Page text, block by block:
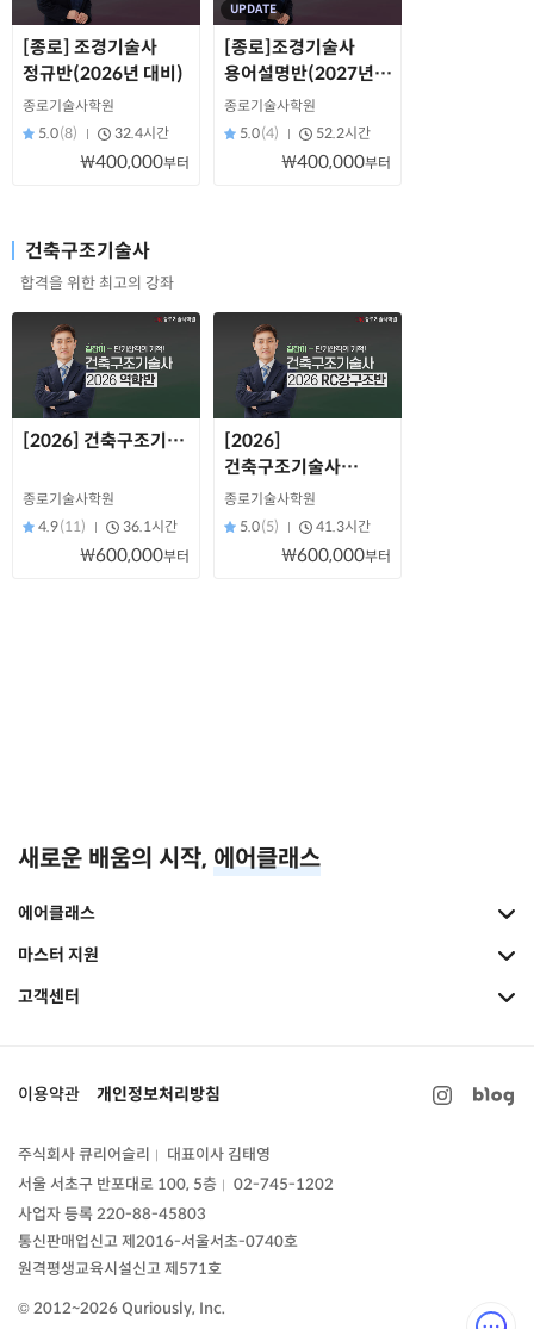
[종로] 조경기술사
정규반(2026년 대비)
종로기술사학원
5.0(8) 32.4시간
₩400,000부터
UPDATE
[종로]조경기술사
용어설명반(2027년
대비)
종로기술사학원
5.0(4) 52.2시간
₩400,000부터
건축구조기술사
합격을 위한 최고의 강좌
[2026] 건축구조기술사 역학반
종로기술사학원
4.9(11) 36.1시간
₩600,000부터
[2026]
건축구조기술사
RC강구조반
종로기술사학원
5.0(5) 41.3시간
₩600,000부터
새로운 배움의 시작, 에어클래스
에어클래스
마스터 지원
고객센터
이용약관 개인정보처리방침
주식회사 큐리어슬리 |
대표이사 김태영
서울 서초구 반포대로 100, 5층 |
02-745-1202
사업자 등록 220-88-45803
통신판매업신고제2016-서울서초-0740호
원격평생교육시설신고 제571호
© 2012~2026 Quriously, Inc.